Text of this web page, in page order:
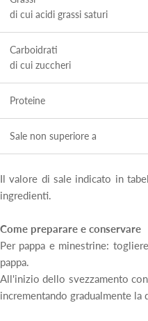
di cui acidi grassi saturi
Carboidrati
di cui zuccheri
Proteine
Sale non superiore a
Il valore di sale indicato in
ingredienti.
Come preparare e conservare
Per pappa e minestrine:
pappa.
All'inizio dello svezzamento
incrementando gradualmente